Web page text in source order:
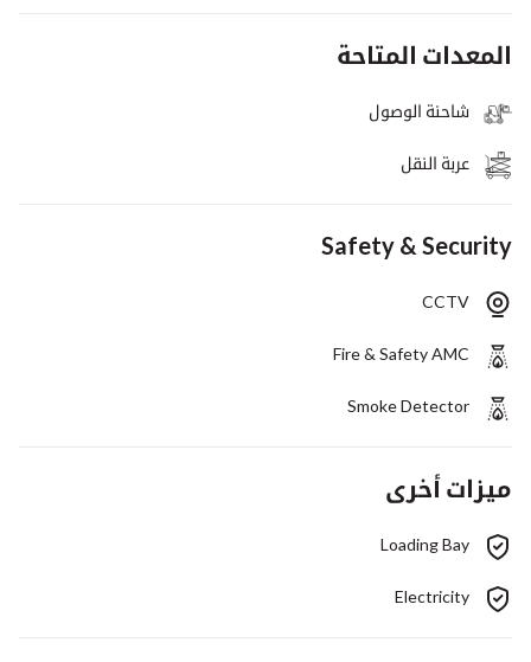
المعدات المتاحة
شاحنة الوصول
عربة النقل
Safety & Security
CCTV
Fire & Safety AMC
Smoke Detector
ميزات أخرى
Loading Bay
Electricity